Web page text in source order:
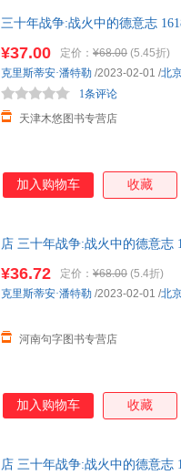
载浮载沉，无意中成了同时代
三十年战争:战火中的德意志
¥37.00 定价： ¥68.00 (5.45折)
天津木悠图书专营店
1条评论
克里斯蒂安·潘特勒 /2023-02-01 /北
加入购物车 收藏
店 三十年战争:战火中的德意志
¥36.72 定价： ¥68.00 (5.4折)
河南句字图书专营店
克里斯蒂安·潘特勒 /2023-02-01 /北
加入购物车 收藏
店 三十年战争:战火中的德意志